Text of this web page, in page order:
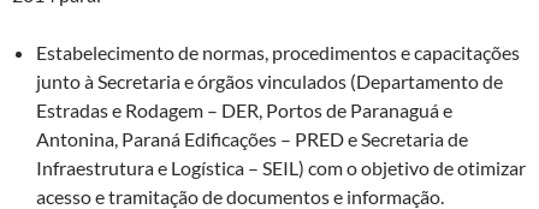
Estabelecimento de normas, procedimentos e capacitações
junto à Secretaria e órgãos vinculados (Departamento de
Estradas e Rodagem – DER, Portos de Paranaguá e
Antonina, Paraná Edificações – PRED e Secretaria de
Infraestrutura e Logística – SEIL) com o objetivo de otimizar
acesso e tramitação de documentos e informação.